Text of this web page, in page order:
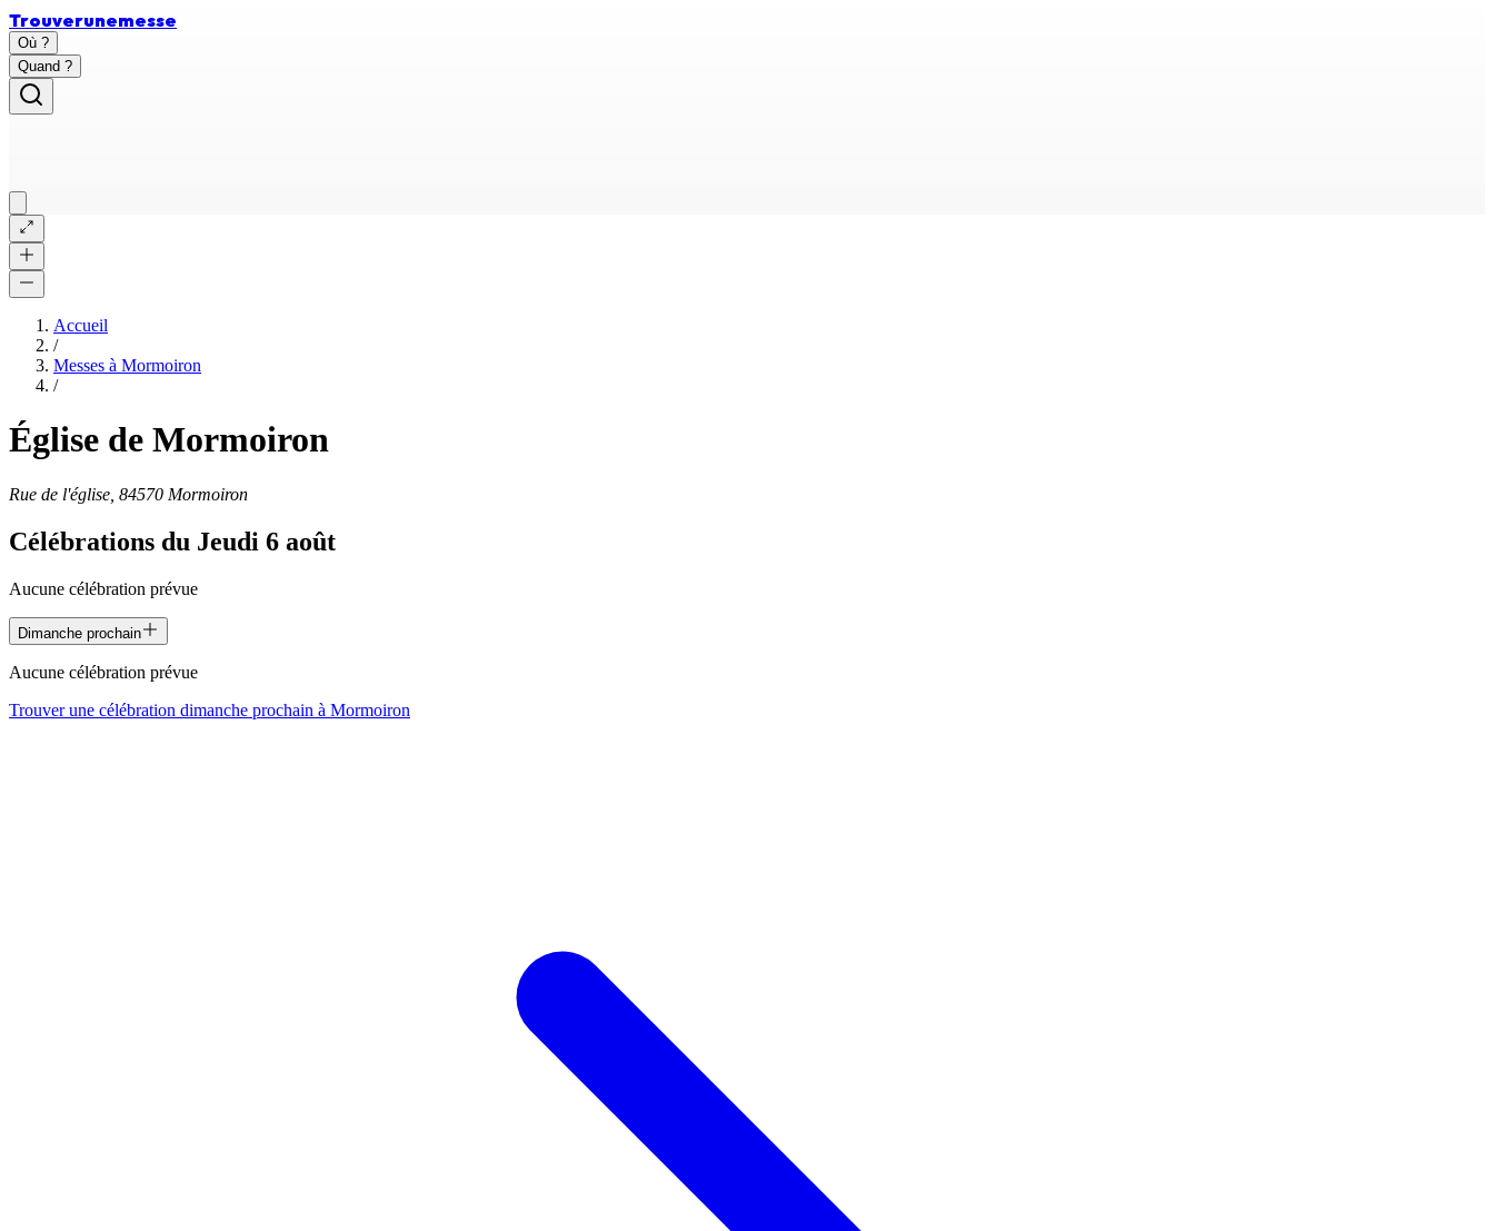
Trouverunemesse
Où ?
Quand ?
Accueil
/
Messes à Mormoiron
/
Église de Mormoiron
Rue de l'église, 84570 Mormoiron
Célébrations du Jeudi 6 août
Aucune célébration prévue
Dimanche prochain
Aucune célébration prévue
Trouver une célébration dimanche prochain à Mormoiron